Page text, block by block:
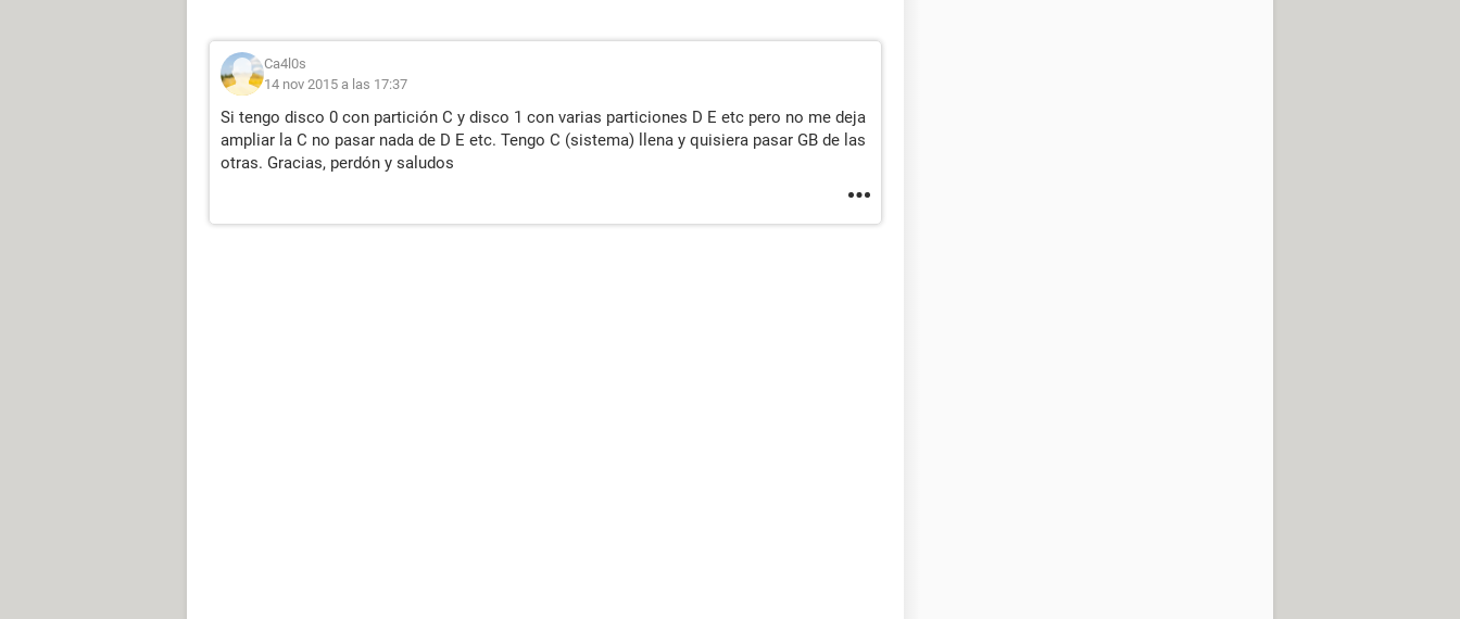
Ca4l0s
14 nov 2015 a las 17:37
Si tengo disco 0 con partición C y disco 1 con varias particiones D E etc pero no me deja
ampliar la C no pasar nada de D E etc. Tengo C (sistema) llena y quisiera pasar GB de las
otras. Gracias, perdón y saludos